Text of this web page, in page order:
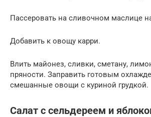
Пассеровать на сливочном маслице
Добавить к овощу карри.
Влить майонез, сливки, сметану,
пряности. Заправить готовым
смешанные овощи с куриной грудкой.
Салат с сельдереем и